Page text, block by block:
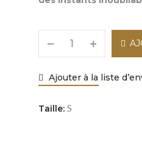
Ajouter à la liste
Taille: S